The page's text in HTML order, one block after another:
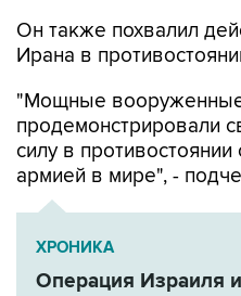
Он также похвалил
Ирана в
"Мощные
продемонстрировали
силу в
армией в мире", -
ХРОНИКА
Операция Израиля